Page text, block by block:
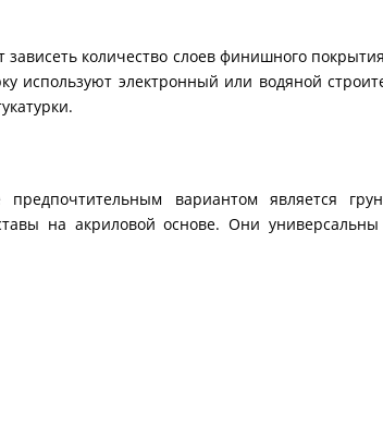
количество слоев финишного
используют электронный или водяной
вариантом является
на акриловой основе. Они